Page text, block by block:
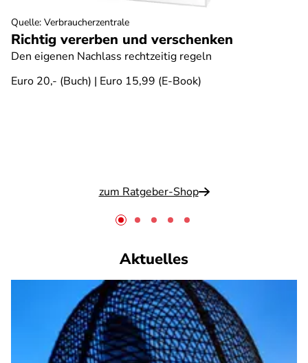
Richtig vererben und verschenken
Den eigenen Nachlass rechtzeitig regeln
Euro 20,- (Buch) | Euro 15,99 (E-Book)
zum Ratgeber-Shop
Quelle: Verbraucherzentrale
Aktuelles